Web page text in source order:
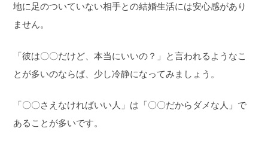
地に足のついていない相手との結婚生活には安心感があり
ません。
「彼は〇〇だけど、本当にいいの？」と言われるようなこ
とが多いのならば、少し冷静になってみましょう。
「〇〇さえなければいい人」は「〇〇だからダメな人」で
あることが多いです。